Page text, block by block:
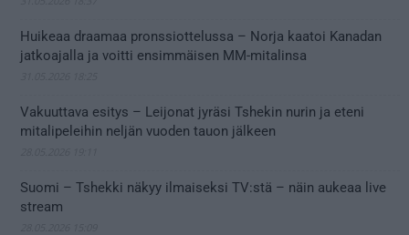
Huikeaa draamaa pronssiottelussa – Norja kaatoi Kanadan
jatkoajalla ja voitti ensimmäisen MM-mitalinsa
Vakuuttava esitys – Leijonat jyräsi Tshekin nurin ja eteni
mitalipeleihin neljän vuoden tauon jälkeen
Suomi – Tshekki näkyy ilmaiseksi TV:stä – näin aukeaa live
stream